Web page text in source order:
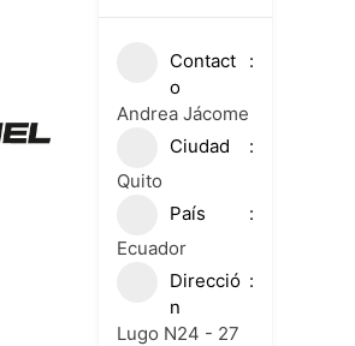
Contact
o
Andrea Jácome
Ciudad
Quito
País
Ecuador
Direcció
n
Lugo N24 - 27